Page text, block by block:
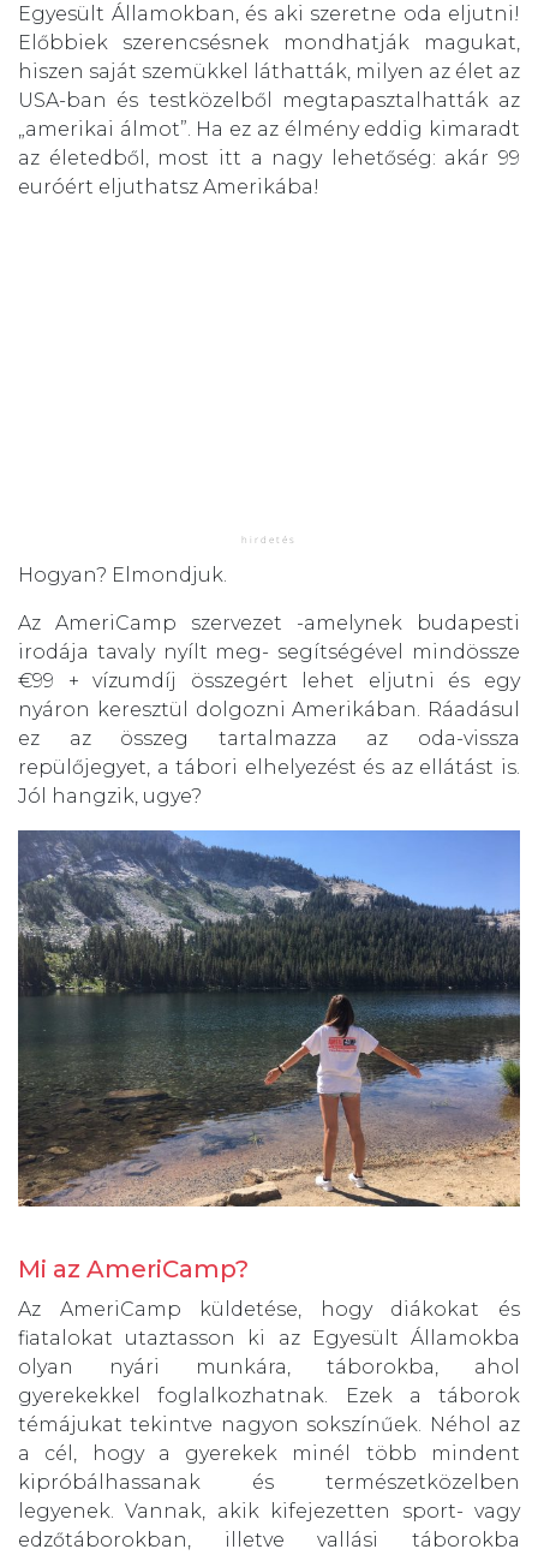
Egyesült Államokban, és aki szeretne oda eljutni!
Előbbiek szerencsésnek mondhatják magukat,
hiszen saját szemükkel láthatták, milyen az élet az
USA-ban és testközelből megtapasztalhatták az
„amerikai álmot”. Ha ez az élmény eddig kimaradt
az életedből, most itt a nagy lehetőség: akár 99
euróért eljuthatsz Amerikába!
Hogyan? Elmondjuk.
Az AmeriCamp szervezet -amelynek budapesti
irodája tavaly nyílt meg- segítségével mindössze
€99 + vízumdíj összegért lehet eljutni és egy
nyáron keresztül dolgozni Amerikában. Ráadásul
ez az összeg tartalmazza az oda-vissza
repülőjegyet, a tábori elhelyezést és az ellátást is.
Jól hangzik, ugye?
Mi az AmeriCamp?
Az AmeriCamp küldetése, hogy diákokat és
fiatalokat utaztasson ki az Egyesült Államokba
olyan nyári munkára, táborokba, ahol
gyerekekkel foglalkozhatnak. Ezek a táborok
témájukat tekintve nagyon sokszínűek. Néhol az
a cél, hogy a gyerekek minél több mindent
kipróbálhassanak és természetközelben
legyenek. Vannak, akik kifejezetten sport- vagy
edzőtáborokban, illetve vallási táborokba